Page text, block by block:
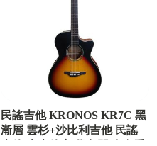
民謠吉他 KRONOS KR7C 黑
漸層 雲杉+沙比利吉他 民謠